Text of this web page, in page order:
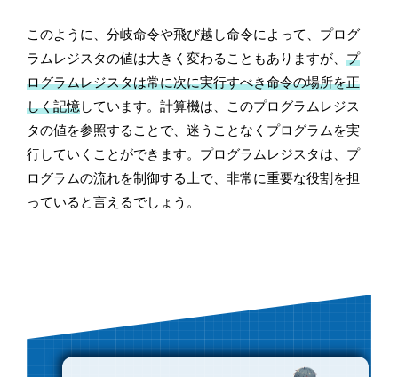
このように、分岐命令や飛び越し命令によって、プログ
ラムレジスタの値は大きく変わることもありますが、プ
ログラムレジスタは常に次に実行すべき命令の場所を正
しく記憶しています。計算機は、このプログラムレジス
タの値を参照することで、迷うことなくプログラムを実
行していくことができます。プログラムレジスタは、プ
ログラムの流れを制御する上で、非常に重要な役割を担
っていると言えるでしょう。